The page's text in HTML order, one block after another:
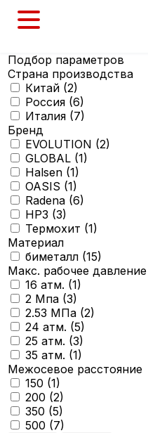
Подбор параметров
Страна производства
Китай (2)
Россия (6)
Италия (7)
Бренд
EVOLUTION (2)
GLOBAL (1)
Halsen (1)
OASIS (1)
Radena (6)
НРЗ (3)
Термохит (1)
Материал
биметалл (15)
Макс. рабочее давление
16 атм. (1)
2 Мпа (3)
2.53 МПа (2)
24 атм. (5)
25 атм. (3)
35 атм. (1)
Межосевое расстояние
150 (1)
200 (2)
350 (5)
500 (7)